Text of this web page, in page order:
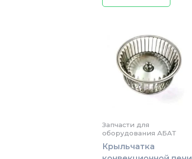
Запчасти для
оборудования АБАТ
Крыльчатка